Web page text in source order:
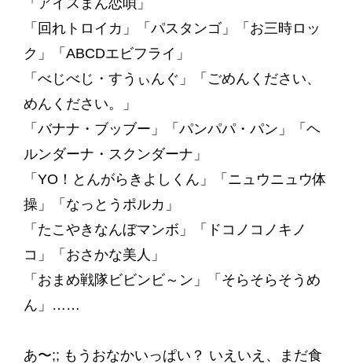
「アイスまん恋唄」
「回れトロイカ」「パスタンゴ」「お三時ロッ
ク」「ABCDエビフライ」
「べじべじ・すうぃんぐ」「ごめんください、
めんください。」
「バナナ・ブッブー」「パンパパ・パン」
「ヘ
ルンダーナ・スクンダーナ」
「YO！とんがらきよしくん」「ニュウニュウ体
操」「なっとうポルカ」
「たこやきなんぼマンボ」「ドコノコノキノ
コ」「おさかな美人」
「おまめ戦隊ビビンビ～ン」「そらそらそうめ
ん」……
あ〜;; もうおなかいっぱい？ いえいえ、まだ食